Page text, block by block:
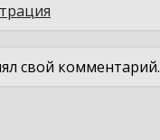
свой комментарий.